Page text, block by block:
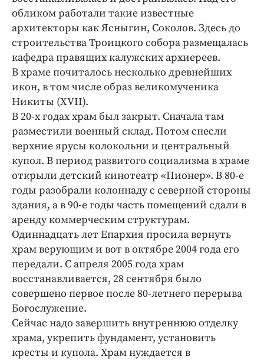
обликом работали такие известные
архитекторы как Ясныгин, Соколов. Здесь до
строительства Троицкого собора размещалась
кафедра правящих калужских архиереев.
В храме почиталось несколько древнейших
икон, в том числе образ великомученика
Никиты (XVII).
В 20-х годах храм был закрыт. Сначала там
разместили военный склад. Потом снесли
верхние ярусы колокольни и центральный
купол. В период развитого социализма в храме
открыли детский кинотеатр «Пионер». В 80-е
годы разобрали колоннаду с северной стороны
здания, а в 90-е годы часть помещений сдали в
аренду коммерческим структурам.
Одиннадцать лет Епархия просила вернуть
храм верующим и вот в октябре 2004 года его
передали. С апреля 2005 года храм
восстанавливается, 28 сентября было
совершено первое после 80-летнего перерыва
Богослужение.
Сейчас надо завершить внутреннюю отделку
храма, укрепить фундамент, установить
кресты и купола. Храм нуждается в